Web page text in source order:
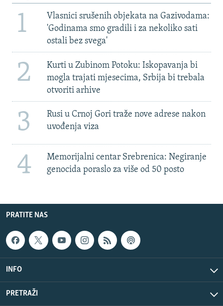
1
Vlasnici srušenih objekata na Gazivodama:
'Godinama smo gradili i za nekoliko sati
ostali bez svega'
2
Kurti u Zubinom Potoku: Iskopavanja bi
mogla trajati mjesecima, Srbija bi trebala
otvoriti arhive
3
Rusi u Crnoj Gori traže nove adrese nakon
uvođenja viza
4
Memorijalni centar Srebrenica: Negiranje
genocida poraslo za više od 50 posto
PRATITE NAS
INFO
PRETRAŽI